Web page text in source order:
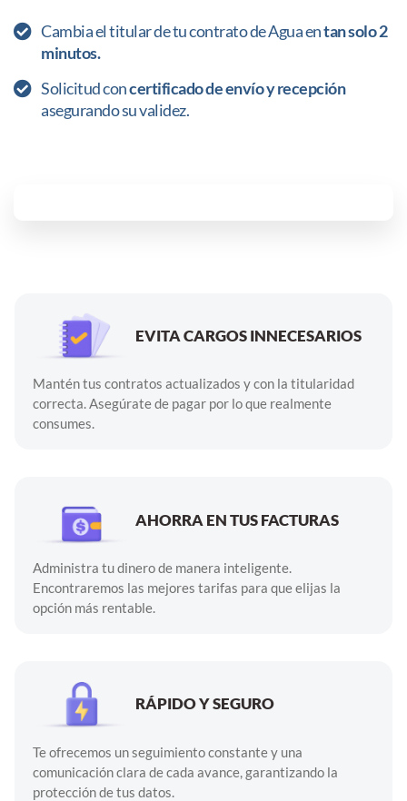
Cambia el titular de tu contrato de Agua entan solo 2
minutos.
Solicitud concertificado de envío y recepción
asegurando su validez.
EVITA CARGOS INNECESARIOS
Mantén tus contratos actualizados y con la titularidad
correcta. Asegúrate de pagar por lo que realmente
consumes.
AHORRA EN TUS FACTURAS
Administra tu dinero de manera inteligente.
Encontraremos las mejores tarifas para que elijas la
opción más rentable.
RÁPIDO Y SEGURO
Te ofrecemos un seguimiento constante y una
comunicación clara de cada avance, garantizando la
protección de tus datos.